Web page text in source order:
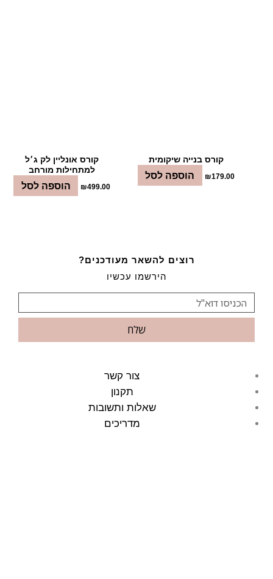
קורס בנייה שיקומית
₪179.00 הוספה לסל
קורס אונליין לק ג׳ל
למתחילות מורחב
₪499.00 הוספה לסל
צור קשר
תקנון
שאלות ותשובות
מדריכים
רוצים להשאר מעודכנים?
הירשמו עכשיו
שלח